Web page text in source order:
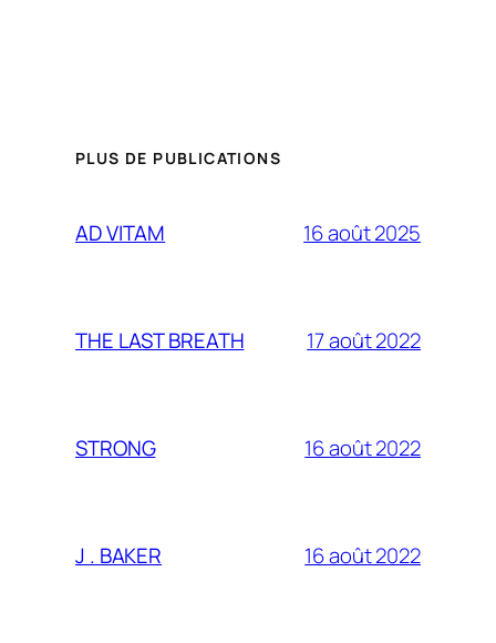
PLUS DE PUBLICATIONS
AD VITAM 16 août 2025
THE LAST BREATH 17 août 2022
STRONG 16 août 2022
J . BAKER 16 août 2022